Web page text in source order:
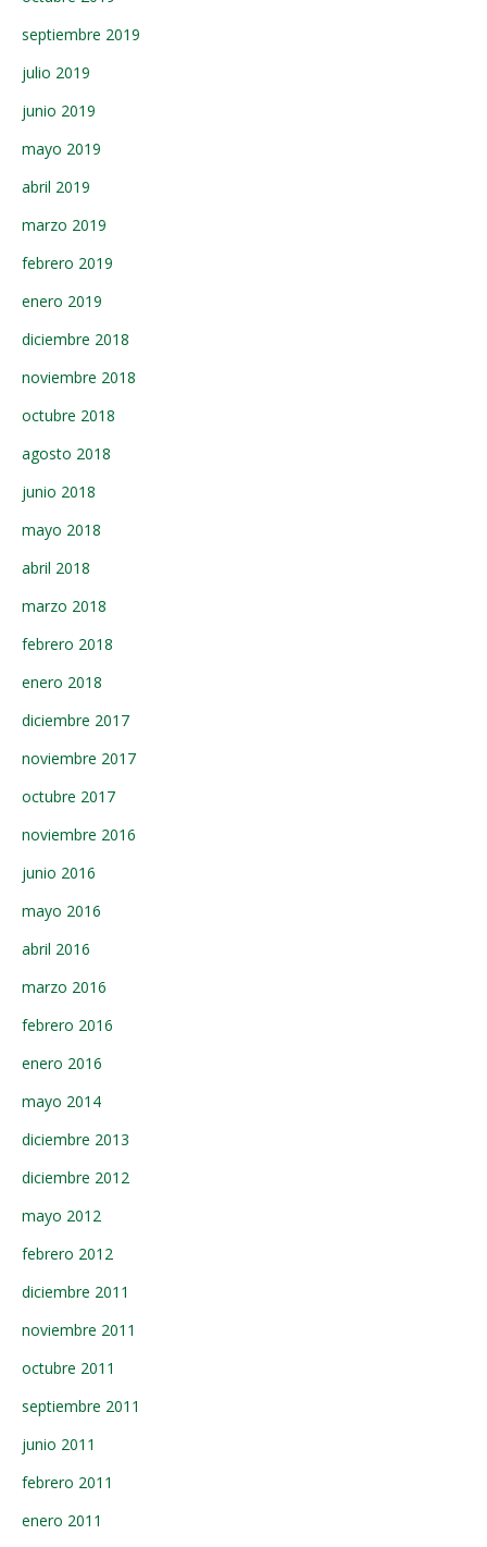
septiembre 2019
julio 2019
junio 2019
mayo 2019
abril 2019
marzo 2019
febrero 2019
enero 2019
diciembre 2018
noviembre 2018
octubre 2018
agosto 2018
junio 2018
mayo 2018
abril 2018
marzo 2018
febrero 2018
enero 2018
diciembre 2017
noviembre 2017
octubre 2017
noviembre 2016
junio 2016
mayo 2016
abril 2016
marzo 2016
febrero 2016
enero 2016
mayo 2014
diciembre 2013
diciembre 2012
mayo 2012
febrero 2012
diciembre 2011
noviembre 2011
octubre 2011
septiembre 2011
junio 2011
febrero 2011
enero 2011